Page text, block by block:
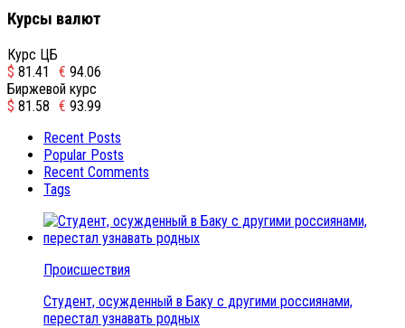
Курсы валют
Курс ЦБ
$ 81.41 € 94.06
Биржевой курс
$ 81.58 € 93.99
Recent Posts
Popular Posts
Recent Comments
Tags
Происшествия
Студент, осужденный в Баку с другими россиянами,
перестал узнавать родных